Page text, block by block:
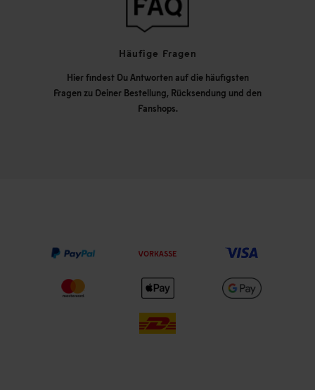
Häufige Fragen
Hier findest Du Antworten auf die häufigsten
Fragen zu Deiner Bestellung, Rücksendung und den
Fanshops.
VORKASSE